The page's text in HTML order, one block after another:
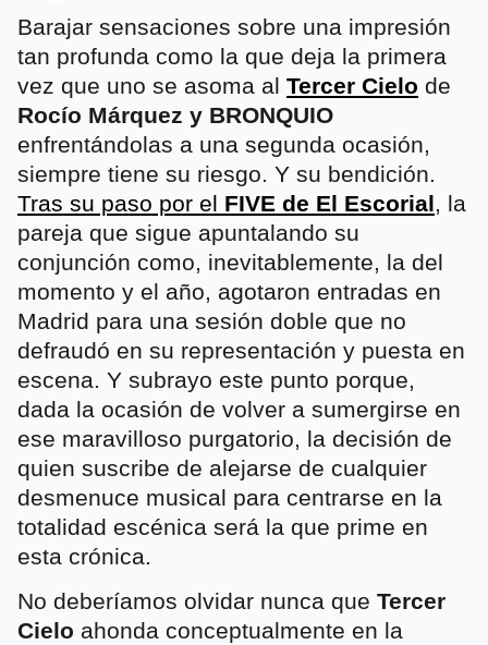
Barajar sensaciones sobre una impresión
tan profunda como la que deja la primera
vez que uno se asoma al Tercer Cielo de
Rocío Márquez y BRONQUIO
enfrentándolas a una segunda ocasión,
siempre tiene su riesgo. Y su bendición.
Tras su paso por el FIVE de El Escorial, la
pareja que sigue apuntalando su
conjunción como, inevitablemente, la del
momento y el año, agotaron entradas en
Madrid para una sesión doble que no
defraudó en su representación y puesta en
escena. Y subrayo este punto porque,
dada la ocasión de volver a sumergirse en
ese maravilloso purgatorio, la decisión de
quien suscribe de alejarse de cualquier
desmenuce musical para centrarse en la
totalidad escénica será la que prime en
esta crónica.
No deberíamos olvidar nunca que Tercer
Cielo ahonda conceptualmente en la